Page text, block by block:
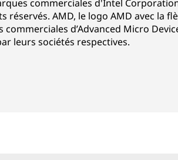
commerciales d'Intel
réservés. AMD, le logo AMD avec la
d’Advanced Micro
leurs sociétés respectives.